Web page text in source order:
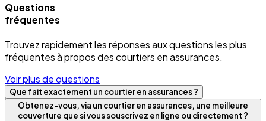
Questions
fréquentes
Trouvez rapidement les réponses aux questions les plus
fréquentes à propos des courtiers en assurances.
Voir plus de questions
Que fait exactement un courtier en assurances ?
Obtenez-vous, via un courtier en assurances, une meilleure
couverture que si vous souscrivez en ligne ou directement ?